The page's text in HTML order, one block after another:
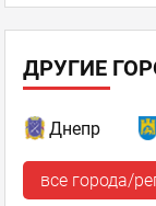
ДРУГИЕ
Днепр
все города/